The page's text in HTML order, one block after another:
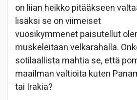
on liian heikko pitääkseen
lisäksi se on viimeiset
vuosikymmenet paisutellut
muskeleitaan velkarahalla.
sotilaallista mahtia se, että
maailman valtioita kuten
tai Irakia?